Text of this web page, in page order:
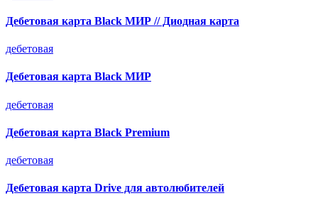
Дебетовая карта Black МИР // Диодная карта
дебетовая
Дебетовая карта Black МИР
дебетовая
Дебетовая карта Black Premium
дебетовая
Дебетовая карта Drive для автолюбителей